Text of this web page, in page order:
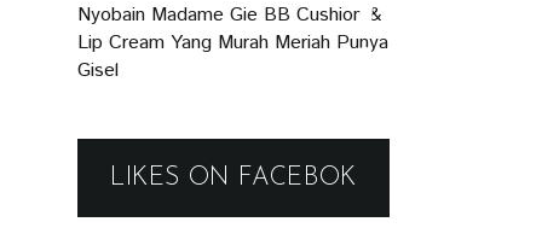
Nyobain Madame Gie BB Cushion &
Lip Cream Yang Murah Meriah Punya
Gisel
LIKES ON FACEBOK